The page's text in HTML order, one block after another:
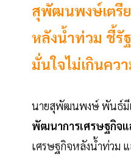
สุพัฒนพงษ์เตรี
หลังน้ำท่วม ชี้รั
มั่นใจไม่เกินคว
นายสุพัฒนพงษ์ พันธ์มีเ
พัฒนาการเศรษฐกิจ
เศรษฐกิจหลังน้ำท่วม